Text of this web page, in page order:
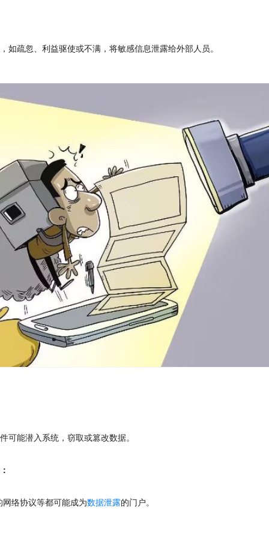
如疏忽、利益驱使或不满，将敏感信息泄露给外部人员。
可能潜入系统，窃取或篡改数据。
络协议等都可能成为数据泄露的门户。